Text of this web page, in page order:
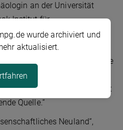
an der Universität
Institut für
Autorin des Artikels, die
„Unsere Untersuchungen
Methoden, um Hinweise
die ansonsten nur
hinterlassen. Zahnstein ist
Quelle.“
Neuland“,
wurde archiviert und
aktualisiert.